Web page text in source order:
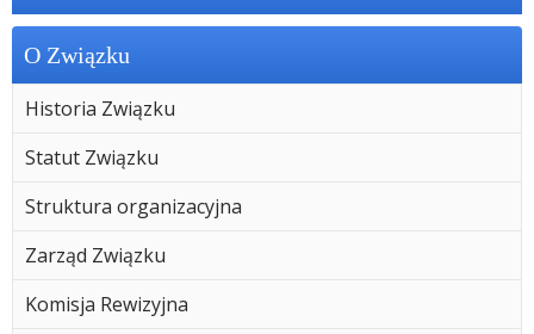
O Związku
Historia Związku
Statut Związku
Struktura organizacyjna
Zarząd Związku
Komisja Rewizyjna